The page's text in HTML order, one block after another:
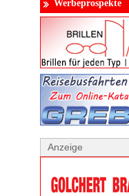
Werbeprospekte
Anzeige